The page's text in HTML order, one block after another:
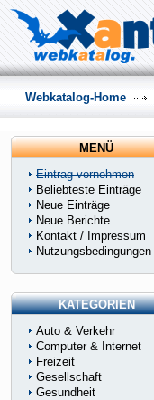
Webkatalog-Home
MENÜ
Eintrag vornehmen
Beliebteste Einträge
Neue Einträge
Neue Berichte
Kontakt / Impressum
Nutzungsbedingungen
KATEGORIEN
Auto & Verkehr
Computer & Internet
Freizeit
Gesellschaft
Gesundheit